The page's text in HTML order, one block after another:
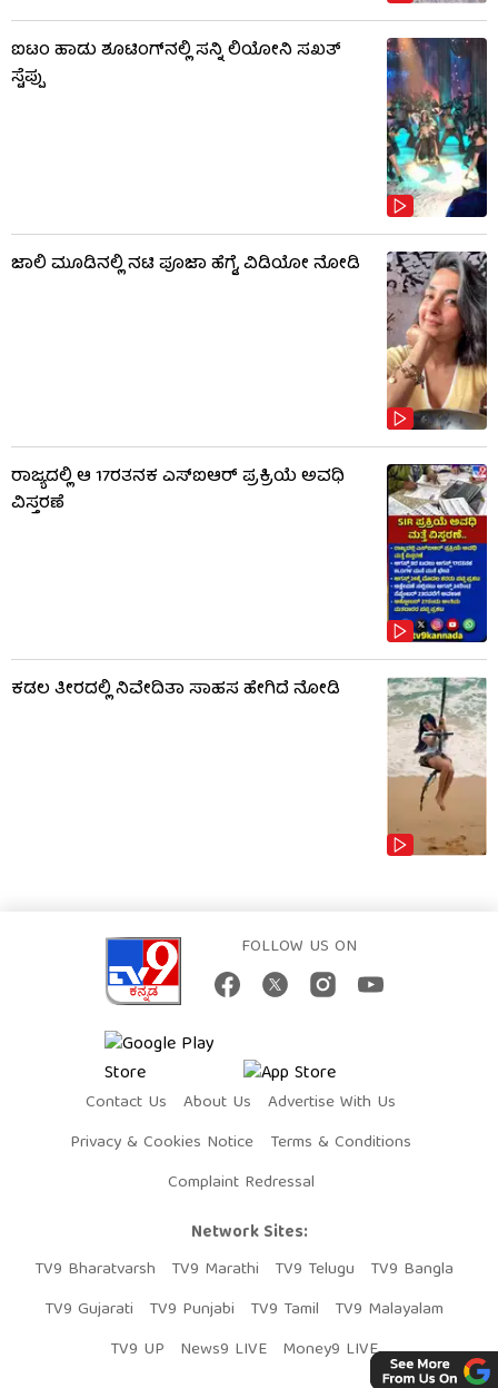
ಐಟಂ ಹಾಡು ಶೂಟಿಂಗ್​​ನಲ್ಲಿ ಸನ್ನಿ ಲಿಯೋನಿ ಸಖತ್
ಸ್ಟೆಪ್ಪು
ಜಾಲಿ ಮೂಡಿನಲ್ಲಿ ನಟಿ ಪೂಜಾ ಹೆಗ್ಡೆ, ವಿಡಿಯೋ ನೋಡಿ
ರಾಜ್ಯದಲ್ಲಿ ಆ 17ರತನಕ ಎಸ್‌ಐಆರ್ ಪ್ರಕ್ರಿಯೆ ಅವಧಿ
ವಿಸ್ತರಣೆ
ಕಡಲ ತೀರದಲ್ಲಿ ನಿವೇದಿತಾ ಸಾಹಸ ಹೇಗಿದೆ ನೋಡಿ
FOLLOW US ON
Contact Us About Us
Advertise With Us
Privacy & Cookies Notice
Terms & Conditions
Complaint Redressal
Network Sites:
TV9 Bharatvarsh
TV9 Marathi TV9 Telugu
TV9 Bangla
TV9 Gujarati
TV9 Punjabi TV9 Tamil
TV9 Malayalam
TV9 UP
News9 LIVE Money9 LIVE